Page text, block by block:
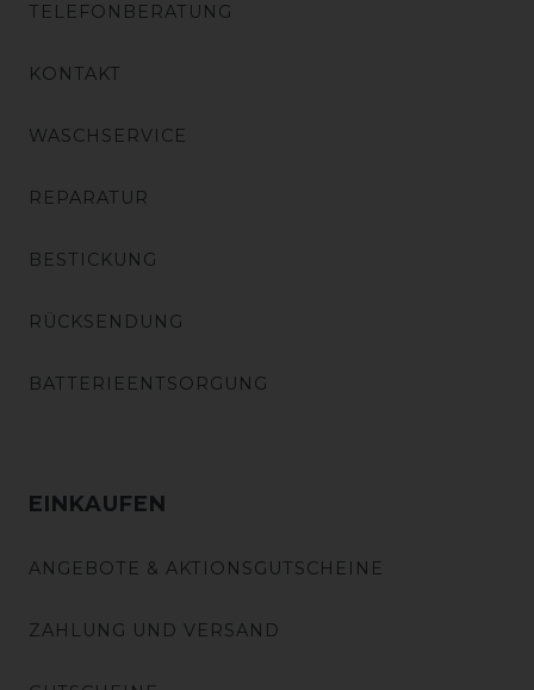
TELEFONBERATUNG
KONTAKT
WASCHSERVICE
REPARATUR
BESTICKUNG
RÜCKSENDUNG
BATTERIEENTSORGUNG
EINKAUFEN
ANGEBOTE & AKTIONSGUTSCHEINE
ZAHLUNG UND VERSAND